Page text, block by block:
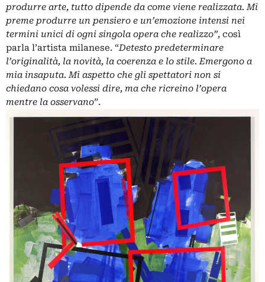
produrre arte, tutto dipende da come viene realizzata. Mi
preme produrre un pensiero e un’emozione intensi nei
termini unici di ogni singola opera che realizzo”, così
parla l’artista milanese. “Detesto predeterminare
l’originalità, la novità, la coerenza e lo stile. Emergono a
mia insaputa. Mi aspetto che gli spettatori non si
chiedano cosa volessi dire, ma che ricreino l’opera
mentre la osservano”.